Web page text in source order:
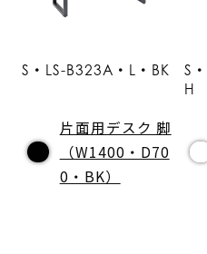
S・LS-B323A・L・BK
片面用デスク 脚
（W1400・D70
0・BK）
S
H